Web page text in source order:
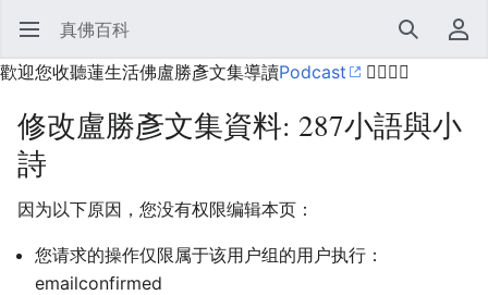
打开主菜单 真佛百科 搜索
用户菜单
歡迎您收聽蓮生活佛盧勝彥文集導讀Podcast 🙋‍♂️🙋‍♀️
修改盧勝彥文集資料: 287小語與小
詩
因为以下原因，您没有权限编辑本页：
您请求的操作仅限属于该用户组的用户执行：
emailconfirmed